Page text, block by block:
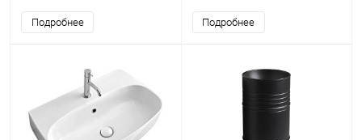
Подробнее Подробнее